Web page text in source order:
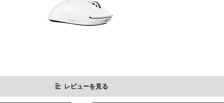
レビューを見る